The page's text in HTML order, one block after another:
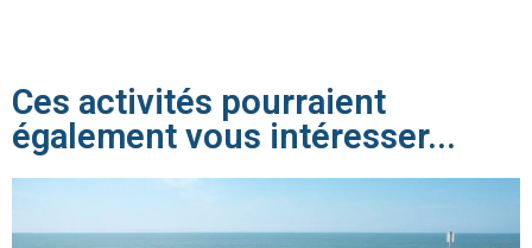
Ces activités pourraient
également vous intéresser...